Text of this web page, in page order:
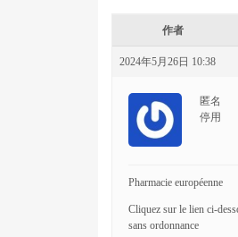
作者
2024年5月26日 10:38
匿名
停用
Pharmacie européenne
Cliquez sur le lien ci-
sans ordonnance